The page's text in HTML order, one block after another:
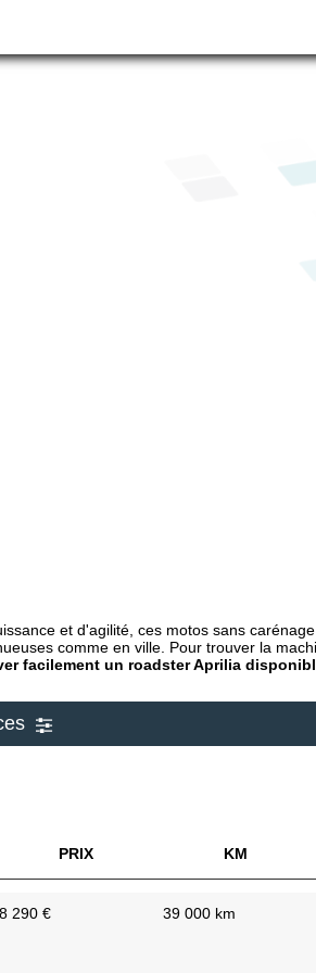
et d'agilité, ces motos sans
comme en ville. Pour trouver la
facilement un roadster Aprilia
PRIX KM
8 290 € 39 000 km